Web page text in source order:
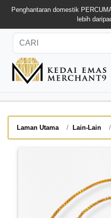
Penghantaran domestik
lebih
Laman Utama Lain-Lain